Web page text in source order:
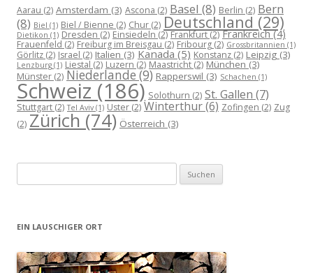
Aarau (2) Amsterdam (3) Ascona (2) Basel (8) Berlin (2) Bern
(8) Biel (1) Biel / Bienne (2) Chur (2) Deutschland (29)
Dietikon (1) Dresden (2) Einsiedeln (2) Frankfurt(2) Frankreich(4)
Frauenfeld (2) Freiburg im Breisgau (2) Fribourg (2) Grossbritannien (1)
Görlitz (2) Israel (2) Italien (3) Kanada (5) Konstanz (2) Leipzig (3)
Lenzburg (1) Liestal (2) Luzern (2) Maastricht (2) München (3)
Münster (2) Niederlande (9) Rapperswil (3) Schachen (1)
Schweiz (186) Solothurn (2) St. Gallen (7)
Stuttgart (2) Tel Aviv (1) Uster (2) Winterthur(6) Zofingen (2) Zug
(2) Zürich (74) Österreich (3)
nach:
EIN LAUSCHIGER ORT